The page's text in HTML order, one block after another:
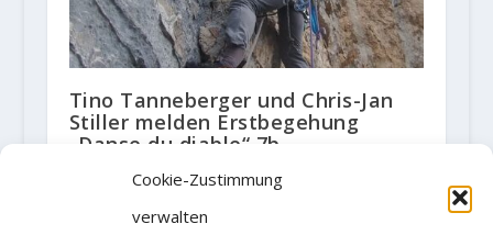
Cookie-Zustimmung
verwalten
Tino Tanneberger und Chris-Jan
Stiller melden Erstbegehung
„Danse du diable“ 7b
1. Juli 2025